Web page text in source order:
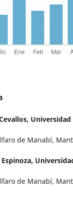
Universidad
de Manabí,
de Manabí,